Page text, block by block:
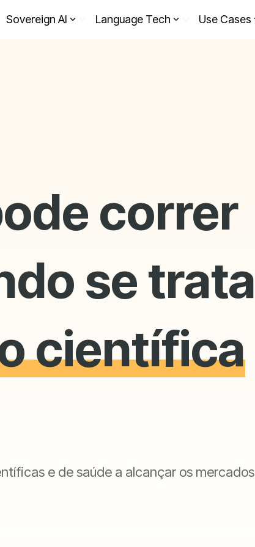
Sovereign AI Language Tech Use Cases
correr
se trata
científica
e de saúde a alcançar os mercados